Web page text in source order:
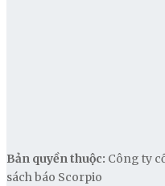
Bản quyền thuộc: Công ty
sách báo Scorpio